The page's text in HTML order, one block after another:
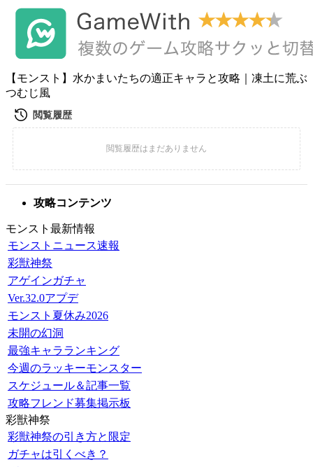
【モンスト】水かまいたちの適正キャラと攻略｜凍土に荒ぶ
つむじ風
攻略コンテンツ
モンスト最新情報
モンストニュース速報
彩獣神祭
アゲインガチャ
Ver.32.0アプデ
モンスト夏休み2026
未開の幻洞
最強キャラランキング
今週のラッキーモンスター
スケジュール＆記事一覧
攻略フレンド募集掲示板
彩獣神祭
彩獣神祭の引き方と限定
ガチャは引くべき？